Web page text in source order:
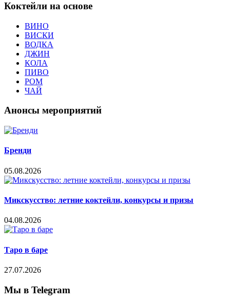
Коктейли на основе
ВИНО
ВИСКИ
ВОДКА
ДЖИН
КОЛА
ПИВО
РОМ
ЧАЙ
Анонсы мероприятий
Бренди
05.08.2026
Микскусство: летние коктейли, конкурсы и призы
04.08.2026
Таро в баре
27.07.2026
Мы в Telegram